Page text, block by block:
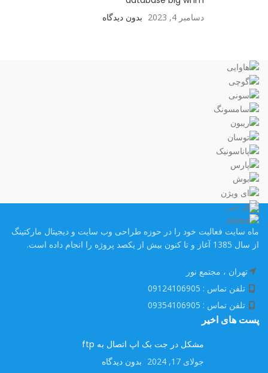
دسامبر 4, 2023 بدون دیدگاه
ماه سایت فعالیت خود را در حوزه طراحی وب سایت و دیجیتال مارکتینگ
از سال 1385 آغاز و تا کنون بیش از یکصد پروژه را انجام داده است.
تهران ، مجتمع نور
تلفن تماس : 09124106905
تلفن تماس : 09354106905
پست های اخیر
مشکل در جت بک اپ اتصال به ftp
جولای 17, 2024 بدون دیدگاه